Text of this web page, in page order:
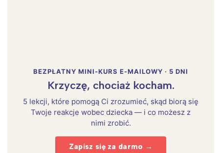
BEZPŁATNY MINI-KURS E-MAILOWY · 5 DNI
Krzyczę, chociaż kocham.
5 lekcji, które pomogą Ci zrozumieć, skąd biorą się
Twoje reakcje wobec dziecka — i co możesz z
nimi zrobić.
Zapisz się za darmo →
Interesują mnie wydarzenia z
tego regionu: